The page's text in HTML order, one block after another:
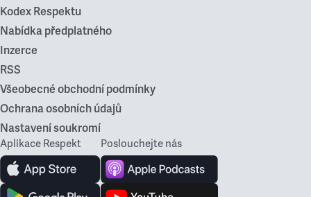
Kodex Respektu
Nabídka předplatného
Inzerce
RSS
Všeobecné obchodní podmínky
Ochrana osobních údajů
Nastavení soukromí
Aplikace Respekt Poslouchejte nás